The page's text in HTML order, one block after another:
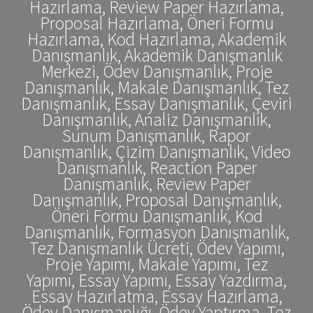
Hazırlama, Review Paper Hazırlama,
Proposal Hazırlama, Öneri Formu
Hazırlama, Kod Hazırlama, Akademik
Danışmanlık, Akademik Danışmanlık
Merkezi, Ödev Danışmanlık, Proje
Danışmanlık, Makale Danışmanlık, Tez
Danışmanlık, Essay Danışmanlık, Çeviri
Danışmanlık, Analiz Danışmanlık,
Sunum Danışmanlık, Rapor
Danışmanlık, Çizim Danışmanlık, Video
Danışmanlık, Reaction Paper
Danışmanlık, Review Paper
Danışmanlık, Proposal Danışmanlık,
Öneri Formu Danışmanlık, Kod
Danışmanlık, Formasyon Danışmanlık,
Tez Danışmanlık Ücreti, Ödev Yapımı,
Proje Yapımı, Makale Yapımı, Tez
Yapımı, Essay Yapımı, Essay Yazdırma,
Essay Hazırlatma, Essay Hazırlama,